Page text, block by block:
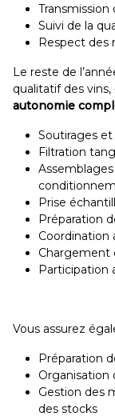
Transmission
Suivi de la
Respect des
Le reste de
qualitatif des vins,
autonomie
Soutirages
Filtration
Prise
Préparation
Coordination
Chargement
Participation
Vous assurez
Préparation
Organisation
Gestion des
des stocks